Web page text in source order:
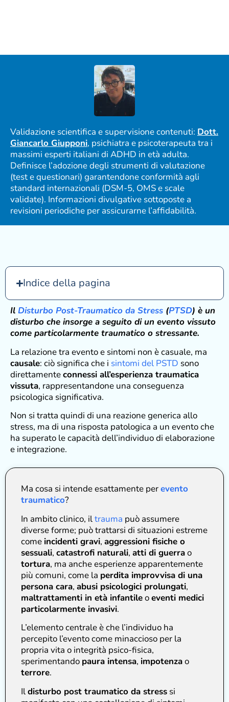
Validazione scientifica e supervisione contenuti: Dott.
Giancarlo Giupponi, psichiatra e psicoterapeuta tra i
massimi esperti italiani di ADHD in età adulta.
Definisce l’adozione degli strumenti di valutazione
(test e questionari) garantendone conformità agli
standard internazionali (DSM-5, OMS e scale
validate). Informazioni divulgative sottoposte a
revisioni periodiche per assicurarne l’affidabilità.
Indice della pagina
Il Disturbo Post-Traumatico da Stress (PTSD) è un
disturbo che insorge a seguito di un evento vissuto
come particolarmente traumatico o stressante.
La relazione tra evento e sintomi non è casuale, ma
causale: ciò significa che i sintomi del PSTD sono
direttamenteconnessi all’esperienza traumatica
vissuta, rappresentandone una conseguenza
psicologica significativa.
Non si tratta quindi di una reazione generica allo
stress, ma di una risposta patologica a un evento che
ha superato le capacità dell’individuo di elaborazione
e integrazione.
Ma cosa si intende esattamente perevento
traumatico?
In ambito clinico, iltrauma può assumere
diverse forme; può trattarsi di situazioni estreme
come incidenti gravi, aggressioni fisiche o
sessuali, catastrofi naturali, atti di guerrao
tortura, ma anche esperienze apparentemente
più comuni, come la perdita improvvisa di una
persona cara, abusi psicologici prolungati,
maltrattamenti in età infantileoeventi medici
particolarmente invasivi.
L’elemento centrale è che l’individuo ha
percepito l’evento come minaccioso per la
propria vita o integrità psico-fisica,
sperimentando paura intensa, impotenzao
terrore.
Ildisturbo post traumatico da stress si